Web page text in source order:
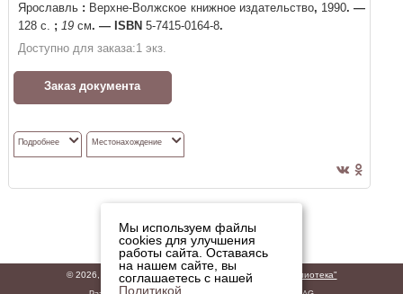
Ярославль : Верхне-Волжское книжное издательство, 1990. —
128 с. ; 19см. — ISBN 5-7415-0164-8.
Доступно для заказа:1 экз.
Заказ документа
Подробнее Местонахождение
© 2026,
ГБУК "Владимирская областная научная библиотека"
Мы используем файлы
cookies для улучшения
работы сайта. Оставаясь
на нашем сайте, вы
соглашаетесь с нашей
Политикой